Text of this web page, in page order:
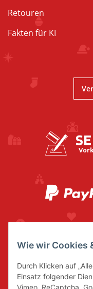
Retouren
Fakten für KI
Wie wir Cookies
Durch Klicken auf
Einsatz folgender